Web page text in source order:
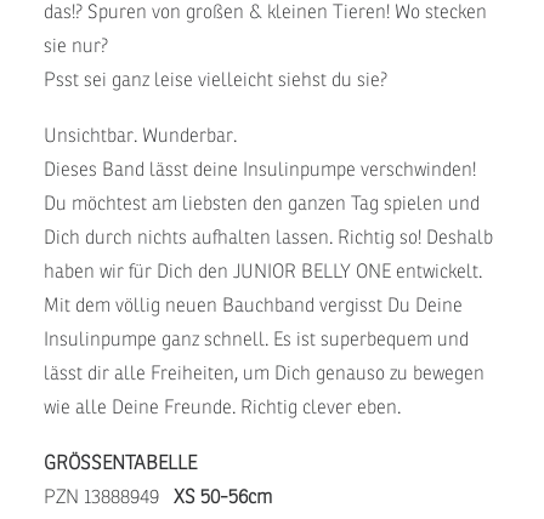
das!? Spuren von großen & kleinen Tieren! Wo stecken
sie nur?
Psst sei ganz leise vielleicht siehst du sie?
Unsichtbar. Wunderbar.
Dieses Band lässt deine Insulinpumpe verschwinden!
Du möchtest am liebsten den ganzen Tag spielen und
Dich durch nichts aufhalten lassen. Richtig so! Deshalb
haben wir für Dich den JUNIOR BELLY ONE entwickelt.
Mit dem völlig neuen Bauchband vergisst Du Deine
Insulinpumpe ganz schnell. Es ist superbequem und
lässt dir alle Freiheiten, um Dich genauso zu bewegen
wie alle Deine Freunde. Richtig clever eben.
GRÖSSENTABELLE
PZN 13888949 XS 50-56cm